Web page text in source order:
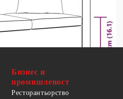
Бизнес и
промишленост
Ресторантьорство